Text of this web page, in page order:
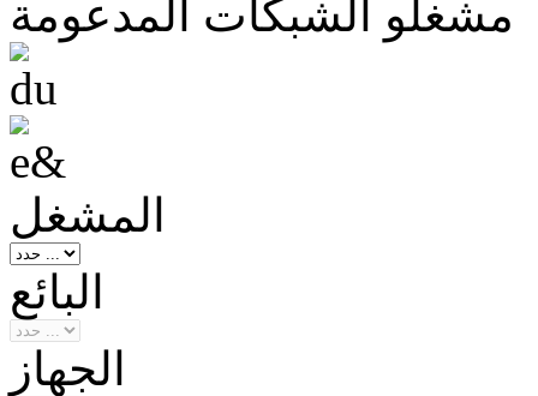
مشغلو الشبكات المدعومة
المشغل
البائع
الجهاز